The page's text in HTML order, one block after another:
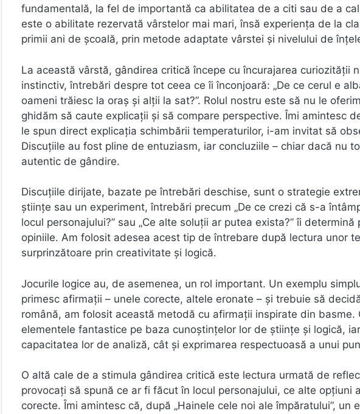
fundamentală, la fel de importantă ca abilitatea de a citi sau de a
este o abilitate rezervată vârstelor mai mari, însă experiența de la
primii ani de școală, prin metode adaptate vârstei și nivelului de
La această vârstă, gândirea critică începe cu încurajarea curiozității
instinctiv, întrebări despre tot ceea ce îi înconjoară: „De ce cerul e
oameni trăiesc la oraș și alții la sat?”. Rolul nostru este să nu le
ghidăm să caute explicații și să compare perspective. Îmi amintesc
le spun direct explicația schimbării temperaturilor, i-am invitat să
Discuțiile au fost pline de entuziasm, iar concluziile – chiar dacă nu
autentic de gândire.
Discuțiile dirijate, bazate pe întrebări deschise, sunt o strategie
științe sau un experiment, întrebări precum „De ce crezi că s-a
locul personajului?” sau „Ce alte soluții ar putea exista?” îi
opiniile. Am folosit adesea acest tip de întrebare după lectura unor
surprinzătoare prin creativitate și logică.
Jocurile logice au, de asemenea, un rol important. Un exemplu
primesc afirmații – unele corecte, altele eronate – și trebuie să
română, am folosit această metodă cu afirmații inspirate din basme.
elementele fantastice pe baza cunoștințelor lor de științe și logică,
capacitatea lor de analiză, cât și exprimarea respectuoasă a unui
O altă cale de a stimula gândirea critică este lectura urmată de
provocați să spună ce ar fi făcut în locul personajului, ce alte
corecte. Îmi amintesc că, după „Hainele cele noi ale împăratului”, un